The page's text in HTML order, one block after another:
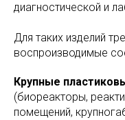
диагностической и
Для таких изделий
воспроизводимые
Крупные
(биореакторы,
помещений,